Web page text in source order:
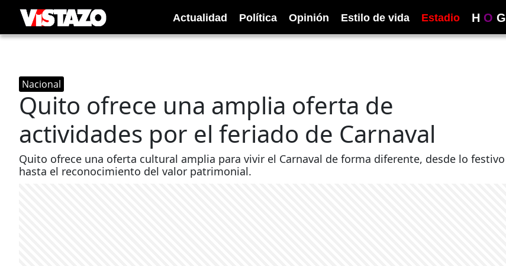
Actualidad Política Opinión Estilo de vida Estadio H O G
Nacional
Quito ofrece una amplia oferta de
actividades por el feriado de Carnaval
Quito ofrece una oferta cultural amplia para vivir el Carnaval de forma diferente, desde lo festivo
hasta el reconocimiento del valor patrimonial.